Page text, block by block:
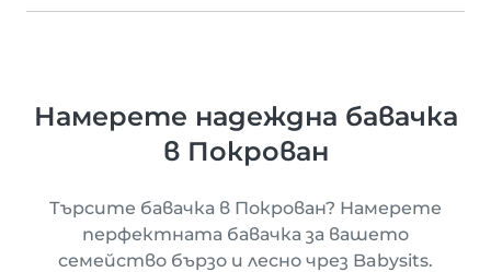
Намерете надеждна бавачка
в Покрован
Търсите бавачка в Покрован? Намерете
перфектната бавачка за вашето
семейство бързо и лесно чрез Babysits.